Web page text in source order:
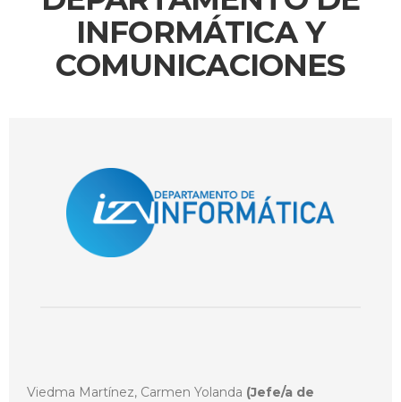
INFORMÁTICA Y
COMUNICACIONES
Viedma Martínez, Carmen Yolanda (Jefe/a de